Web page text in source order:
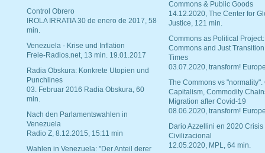
Control Obrero
IROLA IRRATIA 30 de enero de 2017, 58
min.
Venezuela - Krise und Inflation
Freie-Radios.net, 13 min. 19.01.2017
Radia Obskura: Konkrete Utopien und
Punchlines
03. Februar 2016 Radia Obskura, 60
min.
Nach den Parlamentswahlen in
Venezuela
Radio Z, 8.12.2015, 15:11 min
Wahlen in Venezuela: "Der Anteil derer
Commons & Public Goods
14.12.2020, The Center for
Justice, 121 min.
Commons as Political Project:
Commons and Just
Times
03.07.2020, transform!
The Commons vs "normality".
Capitalism, Commodity
Migration after Covid-19
08.06.2020, transform!
Dario Azzellini en 2020 Crisis
Civilizacional
12.05.2020, MPL, 64 min.